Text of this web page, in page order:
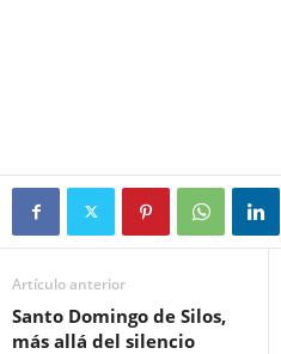
Artículo anterior
Santo Domingo de Silos,
más allá del silencio